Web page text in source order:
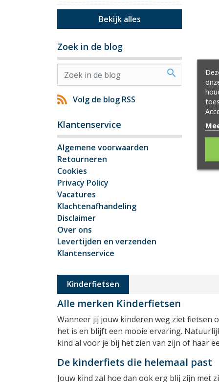
Bekijk alles
Zoek in de blog
search
Volg de blog RSS
Klantenservice
Algemene voorwaarden
Retourneren
Cookies
Privacy Policy
Vacatures
Klachtenafhandeling
Disclaimer
Over ons
Levertijden en verzenden
Klantenservice
Kinderfietsen
Alle merken Kinderfietsen
Wanneer jij jouw kinderen weg ziet fietsen
het is en blijft een mooie ervaring.
kind al voor je bij het zien van zijn of haar
De kinderfiets die helemaal past
Jouw kind zal hoe dan ook erg blij zijn met